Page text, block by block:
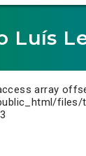
Luís
array